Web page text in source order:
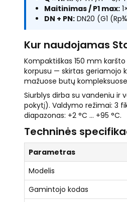
Maitinimas / P1 max:
DN + PN: DN20 (G1
Kur naudojamas
Kompaktiškas 150 mm
korpusu — skirtas geriamojo
mažuose butų
Siurblys dirba su vandeniu ir
pokytį). Valdymo režimai: 3
diapazonas: +2 °C … +95 °C.
Techninės
Parametras
Modelis
Gamintojo kodas